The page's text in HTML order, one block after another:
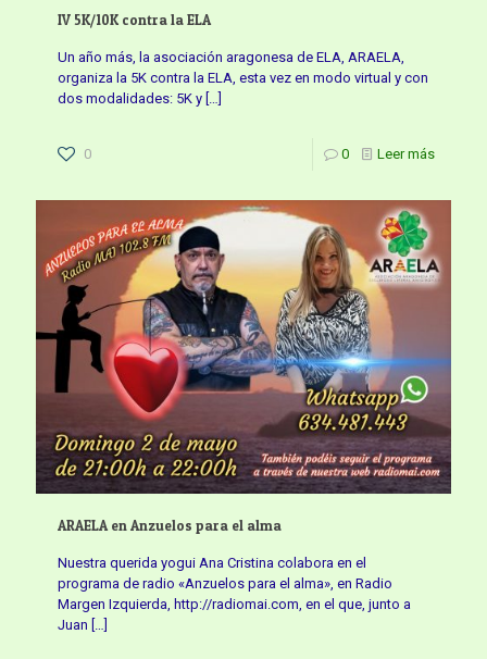
IV 5K/10K contra la ELA
Un año más, la asociación aragonesa de ELA, ARAELA,
organiza la 5K contra la ELA, esta vez en modo virtual y con
dos modalidades: 5K y
0 0 Leer más
ARAELA en Anzuelos para el alma
Nuestra querida yogui Ana Cristina colabora en el
programa de radio «Anzuelos para el alma», en Radio
Margen Izquierda, http://radiomai.com, en el que, junto a
Juan […]